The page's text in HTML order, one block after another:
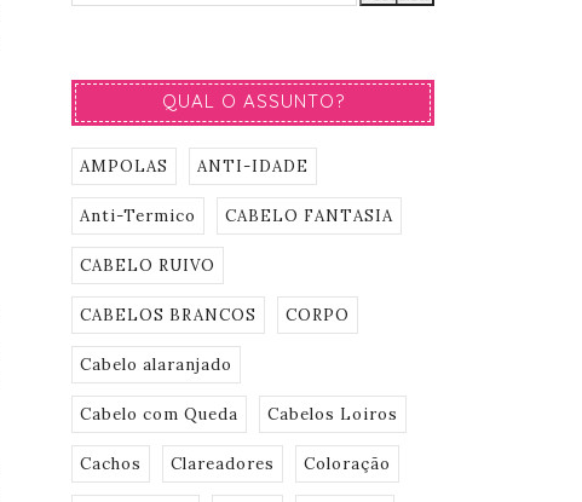
QUAL O ASSUNTO?
AMPOLAS ANTI-IDADE
Anti-Termico CABELO FANTASIA
CABELO RUIVO
CABELOS BRANCOS CORPO
Cabelo alaranjado
Cabelo com Queda Cabelos Loiros
Cachos Clareadores Coloração